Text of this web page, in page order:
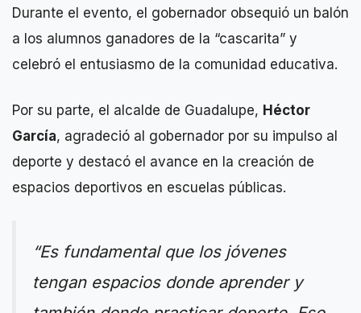
Durante el evento, el gobernador obsequió un balón
a los alumnos ganadores de la “cascarita” y
celebró el entusiasmo de la comunidad educativa.
Por su parte, el alcalde de Guadalupe, Héctor
García, agradeció al gobernador por su impulso al
deporte y destacó el avance en la creación de
espacios deportivos en escuelas públicas.
“Es fundamental que los jóvenes
tengan espacios donde aprender y